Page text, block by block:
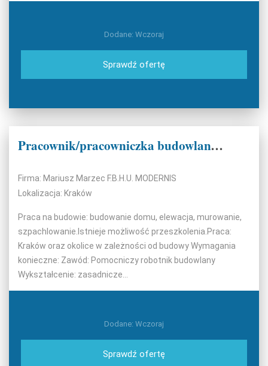
Dodane: Wczoraj
Sprawdź ofertę
Pracownik/pracowniczka budowlany/a
Firma: Mariusz Marzec F.B.H.U. MODERNIS
Lokalizacja: Kraków
Praca na budowie: budowanie domu, elewacja, murowanie,
szpachlowanie.Istnieje możliwość przeszkolenia.Praca:
Kraków oraz okolice w zależności od budowy Wymagania
konieczne: Zawód: Pomocniczy robotnik budowlany
Wykształcenie: zasadnicze...
Dodane: Wczoraj
Sprawdź ofertę